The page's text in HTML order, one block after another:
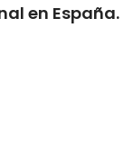
en España.